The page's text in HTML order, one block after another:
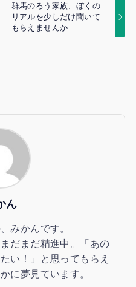
群馬のろう家族、ぼくの
リアルを少しだけ聞いて
もらえませんか…
ん
みかんです。
だまだ精進中。「あの
い！」と思ってもらえ
に夢見ています。